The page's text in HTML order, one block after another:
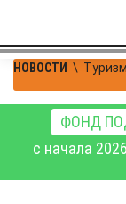
НОВОСТИ \ Туризм
ФОНД
с начала